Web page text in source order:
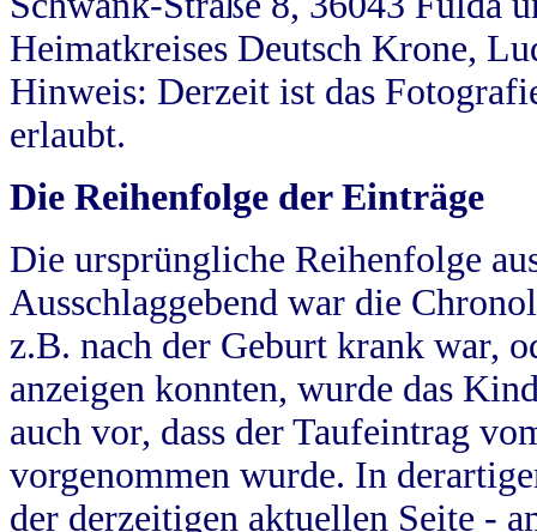
Heimatkreises Deutsch Krone,
Hinweis: Derzeit ist das
erlaubt.
Die Reihenfolge der Einträge
Die ursprüngliche Reihenfolge
Ausschlaggebend war die
z.B. nach der Geburt krank war,
anzeigen konnten, wurde das
auch vor, dass der Taufeintrag
vorgenommen wurde. In
der derzeitigen aktuellen Seite -